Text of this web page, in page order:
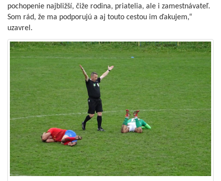
pochopenie najbližší, čiže rodina, priatelia, ale i zamestnávateľ.
Som rád, že ma podporujú a aj touto cestou im ďakujem,“
uzavrel.